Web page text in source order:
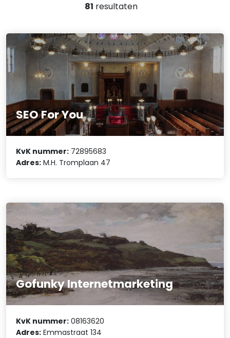
81 resultaten
SEO For You
KvK nummer: 72895683
Adres: M.H. Tromplaan 47
Gofunky Internetmarketing
KvK nummer: 08163620
Adres: Emmastraat 134